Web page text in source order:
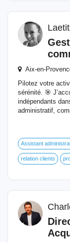
Aix-en-
Pilotez votre
sérénité. 🎯
indépendants
administratif,
Assistant
relation clients